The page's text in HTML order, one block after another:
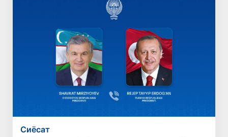
Сиёсат